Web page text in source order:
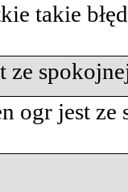
takie
ze
ogr jest